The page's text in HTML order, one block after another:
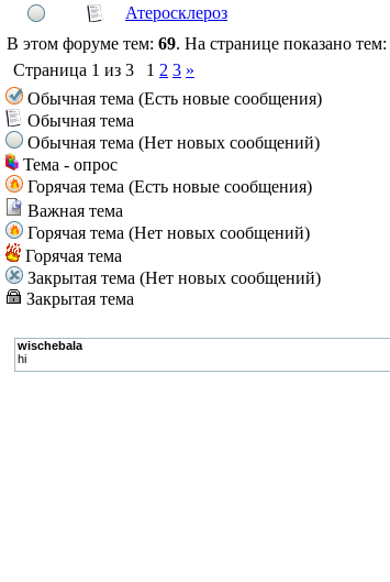
Атеросклероз
В этом форуме тем: 69. На странице показано тем:
Страница 1 из 3 1 2 3 »
Обычная тема (Есть новые сообщения)
Обычная тема
Обычная тема (Нет новых сообщений)
Тема - опрос
Горячая тема (Есть новые сообщения)
Важная тема
Горячая тема (Нет новых сообщений)
Горячая тема
Закрытая тема (Нет новых сообщений)
Закрытая тема